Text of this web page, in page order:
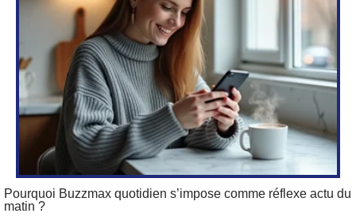
Pourquoi Buzzmax quotidien s’impose comme réflexe actu du
matin ?